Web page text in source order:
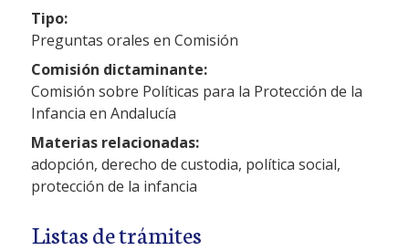
Tipo:
Preguntas orales en Comisión
Comisión dictaminante:
Comisión sobre Políticas para la Protección de la
Infancia en Andalucía
Materias relacionadas:
adopción, derecho de custodia, política social,
protección de la infancia
Listas de trámites